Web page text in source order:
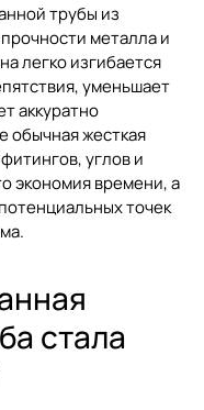
трубы из
металла и
легко изгибается
уменьшает
аккуратно
обычная жесткая
углов и
экономия времени, а
точек
стала